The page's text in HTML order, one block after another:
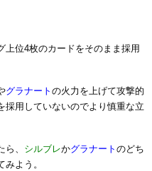
上位4枚のカードをそのまま採用
グラナート の火力を上げて攻撃的
採用していないのでより慎重な立
、 シルブレかグラナート のどち
よう。